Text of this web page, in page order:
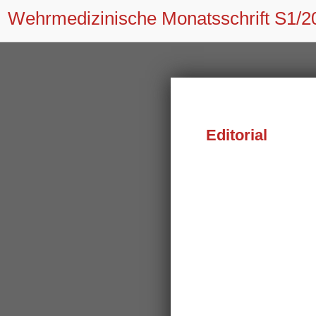
Wehrmedizinische Monatsschrift S1/
Editorial